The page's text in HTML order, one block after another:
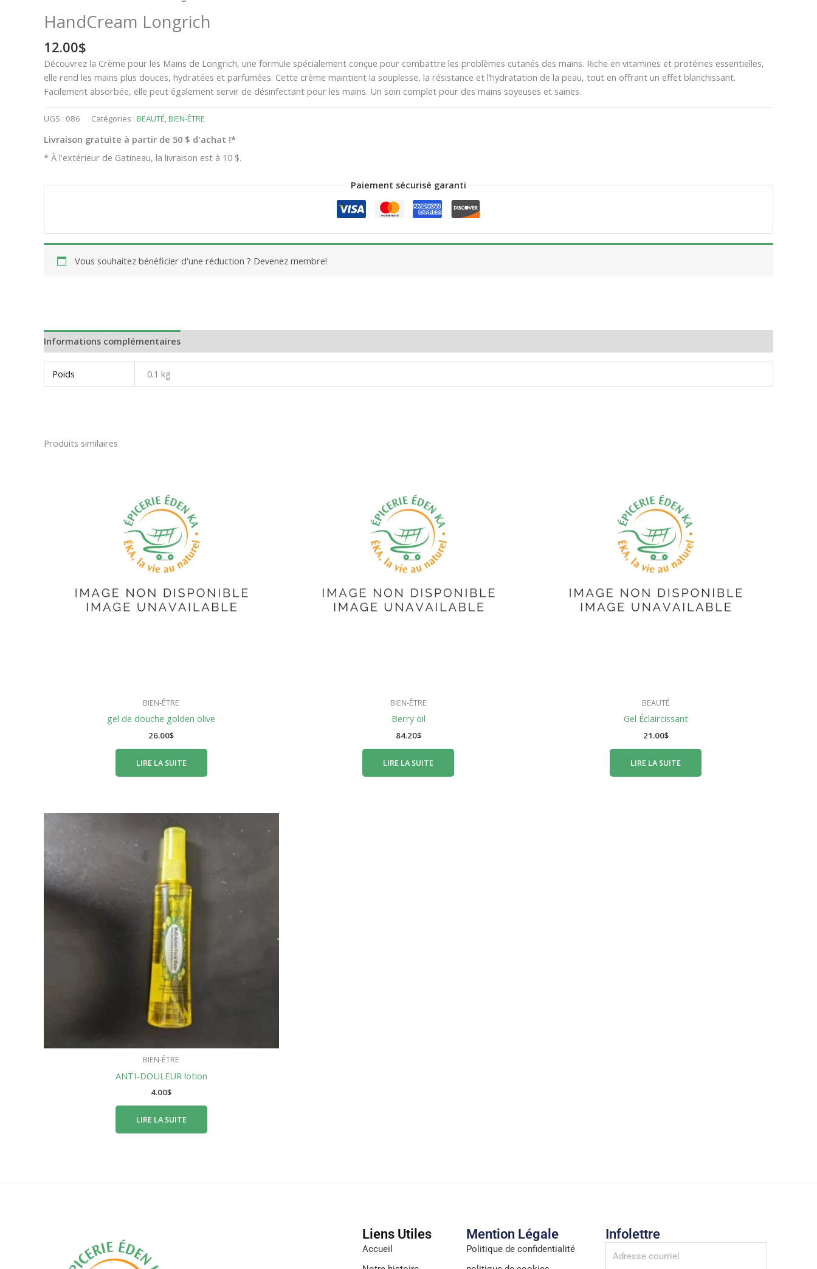
HandCream Longrich
12.00$
Découvrez la Crème pour les Mains de Longrich, une formule spécialement conçue pour combattre les problèmes cutanés des mains. Riche en vitamines et protéines essentielles,
elle rend les mains plus douces, hydratées et parfumées. Cette crème maintient la souplesse, la résistance et l’hydratation de la peau, tout en offrant un effet blanchissant.
Facilement absorbée, elle peut également servir de désinfectant pour les mains. Un soin complet pour des mains soyeuses et saines.
UGS : 086 Catégories : BEAUTÉ,BIEN-ÊTRE
Livraison gratuite à partir de 50 $ d'achat !*
* À l'extérieur de Gatineau, la livraison est à 10 $.
Paiement sécurisé garanti
Vous souhaitez bénéficier d'une réduction ? Devenez membre!
Informations complémentaires
Poids 0.1 kg
Produits similaires
BIEN-ÊTRE
gel de douche golden olive
26.00$
LIRE LA SUITE
BIEN-ÊTRE
Berry oil
84.20$
LIRE LA SUITE
BEAUTÉ
Gel Éclaircissant
21.00$
LIRE LA SUITE
BIEN-ÊTRE
ANTI-DOULEUR lotion
4.00$
LIRE LA SUITE
Liens Utiles
Accueil
Mention Légale
Politique de confidentialité
Infolettre